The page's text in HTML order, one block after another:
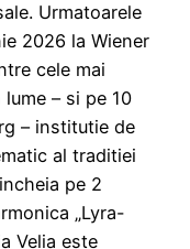
Urmatoarele
2026 la Wiener
cele mai
– si pe 10
– institutie de
al traditiei
pe 2
„Lyra-
Velia este